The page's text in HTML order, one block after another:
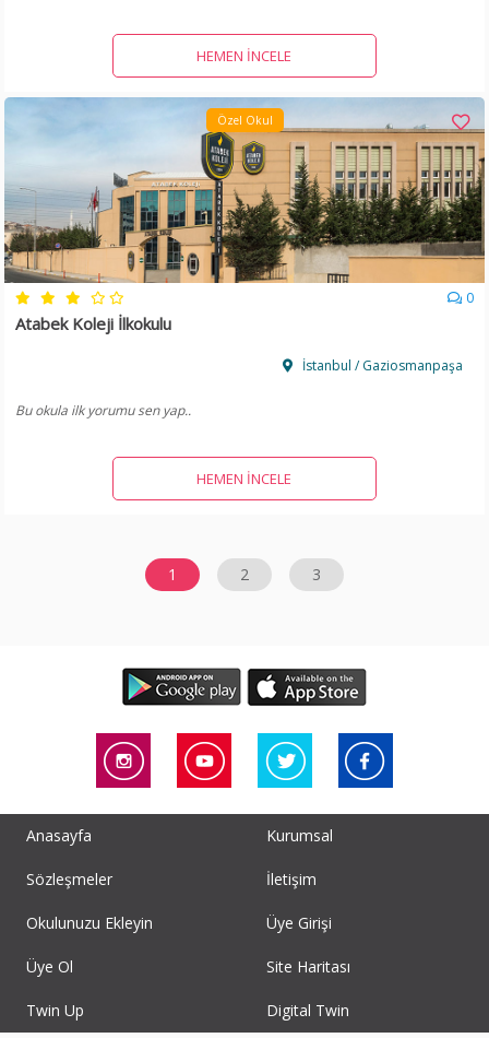
HEMEN İNCELE
Özel Okul
0
Atabek Koleji İlkokulu
İstanbul / Gaziosmanpaşa
Bu okula ilk yorumu sen yap..
HEMEN İNCELE
1 2 3
Anasayfa Kurumsal
Sözleşmeler İletişim
Okulunuzu Ekleyin Üye Girişi
Üye Ol Site Haritası
Twin Up Digital Twin